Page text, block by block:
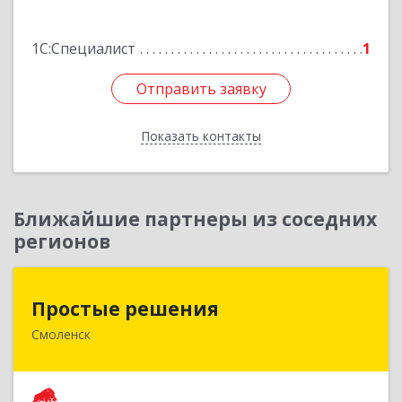
1С:Специалист 1
Отправить заявку
Показать контакты
Отправить заявку
Назад
Ближайшие партнеры из соседних
регионов
Простые решения
Смоленск
214015, Смоленская обл, Смоленск г, Большая